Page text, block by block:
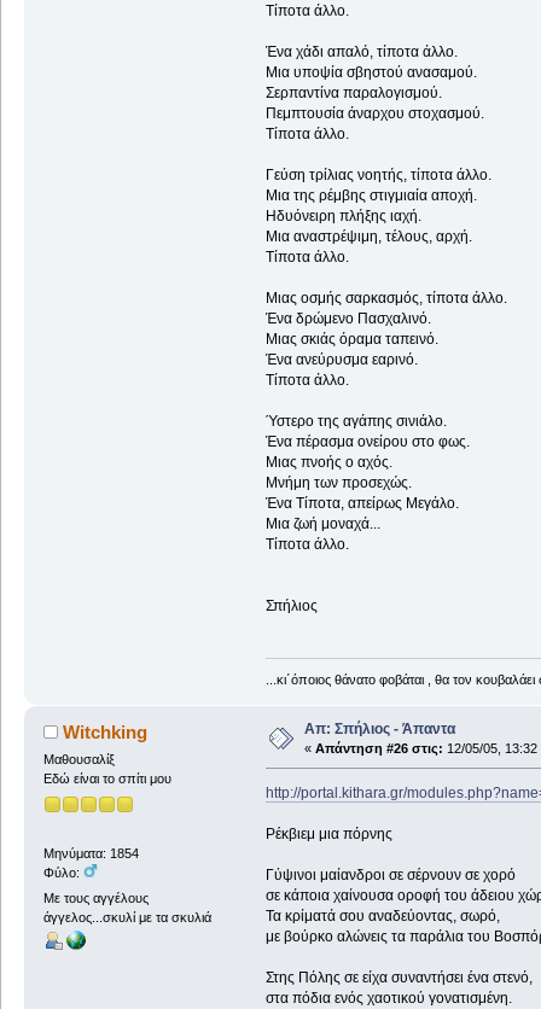
Τίποτα άλλο.
Ένα χάδι απαλό, τίποτα άλλο.
Μια υποψία σβηστού ανασαμού.
Σερπαντίνα παραλογισμού.
Πεμπτουσία άναρχου στοχασμού.
Τίποτα άλλο.
Γεύση τρίλιας νοητής, τίποτα άλλο.
Μια της ρέμβης στιγμιαία αποχή.
Ηδυόνειρη πλήξης ιαχή.
Μια αναστρέψιμη, τέλους, αρχή.
Τίποτα άλλο.
Μιας οσμής σαρκασμός, τίποτα άλλο.
Ένα δρώμενο Πασχαλινό.
Μιας σκιάς όραμα ταπεινό.
Ένα ανεύρυσμα εαρινό.
Τίποτα άλλο.
Ύστερο της αγάπης σινιάλο.
Ένα πέρασμα ονείρου στο φως.
Μιας πνοής ο αχός.
Μνήμη των προσεχώς.
Ένα Τίποτα, απείρως Μεγάλο.
Μια ζωή μοναχά...
Τίποτα άλλο.
Σπήλιος
...κι΄όποιος θάνατο φοβάται , θα τον
Witchking
Μαθουσαλίξ
Εδώ είναι το σπίτι μου
Μηνύματα: 1854
Φύλο:
Με τους αγγέλους
άγγελος...σκυλί με τα σκυλιά
Απ: Σπήλιος - Άπαντα
« Απάντηση #26 στις: 12/05/05, 13:32
http://portal.kithara.gr/
Ρέκβιεμ μια πόρνης
Γύψινοι μαίανδροι σε σέρνουν σε χορό
σε κάποια χαίνουσα οροφή του άδειου
Τα κρίματά σου αναδεύοντας, σωρό,
με βούρκο αλώνεις τα παράλια του
Στης Πόλης σε είχα συναντήσει ένα στενό,
στα πόδια ενός χαοτικού γονατισμένη.